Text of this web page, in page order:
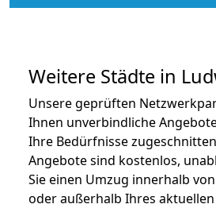
Weitere Städte in
Unsere geprüften
Ihnen unverbindliche
Ihre Bedürfnisse
Angebote sind kostenlos,
Sie einen Umzug innerhalb
oder außerhalb Ihres